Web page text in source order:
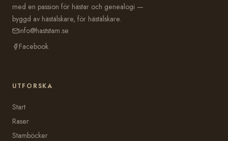
med en passion för hästar och genealogi —
byggd av hästälskare, för hästälskare.
info@haststam.se
Facebook
UTFORSKA
Start
Raser
Stamböcker